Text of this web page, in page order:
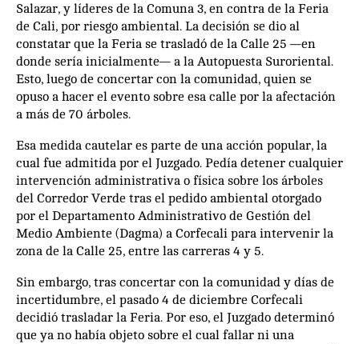
Salazar, y líderes de la Comuna 3, en contra de la Feria
de Cali, por riesgo ambiental. La decisión se dio al
constatar que la Feria se trasladó de la Calle 25 —en
donde sería inicialmente— a la Autopuesta Suroriental.
Esto, luego de concertar con la comunidad, quien se
opuso a hacer el evento sobre esa calle por la afectación
a más de 70 árboles.
Esa medida cautelar es parte de una acción popular, la
cual fue admitida por el Juzgado. Pedía detener cualquier
intervención administrativa o física sobre los árboles
del Corredor Verde tras el pedido ambiental otorgado
por el Departamento Administrativo de Gestión del
Medio Ambiente (Dagma) a Corfecali para intervenir la
zona de la Calle 25, entre las carreras 4 y 5.
Sin embargo, tras concertar con la comunidad y días de
incertidumbre, el pasado 4 de diciembre Corfecali
decidió trasladar la Feria. Por eso, el Juzgado determinó
que ya no había objeto sobre el cual fallar ni una